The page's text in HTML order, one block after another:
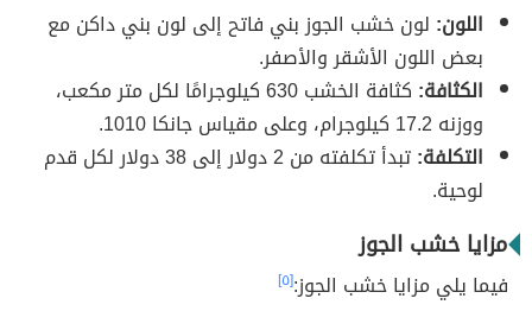
اللون: لون خشب الجوز بني فاتح إلى لون بني داكن مع
بعض اللون الأشقر والأصفر.
الكثافة:
كثافة الخشب 630 كيلوجرامًا لكل متر مكعب،
ووزنه 17.2 كيلوجرام، وعلى مقياس جانكا 1010.
التكلفة:
تبدأ تكلفته من 2 دولار إلى 38 دولار لكل قدم
لوحية.
مزايا خشب الجوز
فيما يلي مزايا خشب الجوز:[٥]